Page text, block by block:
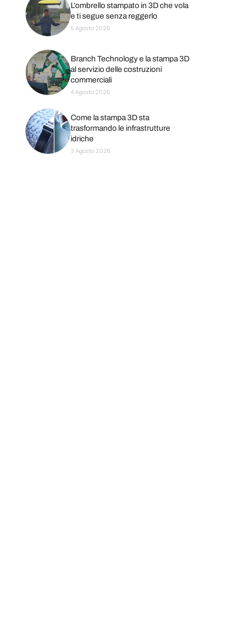
L’ombrello stampato in 3D che vola
e ti segue senza reggerlo
5 Agosto 2026
Branch Technology e la stampa 3D
al servizio delle costruzioni
commerciali
4 Agosto 2026
Come la stampa 3D sta
trasformando le infrastrutture
idriche
3 Agosto 2026